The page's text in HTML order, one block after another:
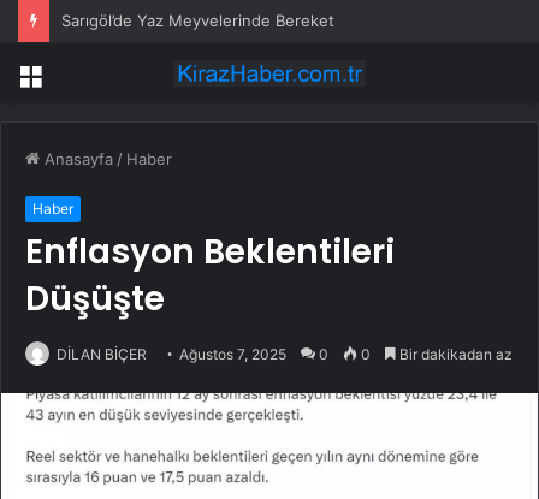
Sarıgöl’de Yaz Meyvelerinde Bereket
Menü
Anasayfa / Haber
Haber
Enflasyon Beklentileri
Düşüşte
DİLAN BİÇER Ağustos 7, 2025 0 0 Bir dakikadan az